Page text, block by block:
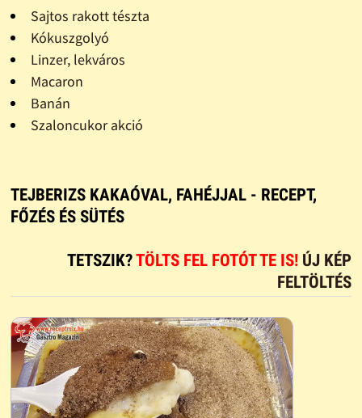
Sajtos rakott tészta
Kókuszgolyó
Linzer, lekváros
Macaron
Banán
Szaloncukor akció
TEJBERIZS KAKAÓVAL, FAHÉJJAL - RECEPT,
FŐZÉS ÉS SÜTÉS
TETSZIK?TÖLTS FEL FOTÓT TE IS! ÚJ KÉP
FELTÖLTÉS